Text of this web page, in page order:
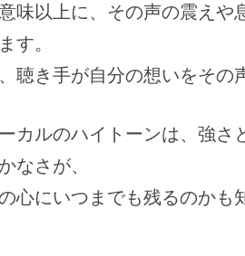
味以上に、その声の震えや
す。
聴き手が自分の想いをその
カルのハイトーンは、強さ
なさが、
心にいつまでも残るのかも